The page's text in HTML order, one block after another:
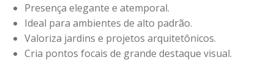
Presença elegante e atemporal.
Ideal para ambientes de alto padrão.
Valoriza jardins e projetos arquitetônicos.
Cria pontos focais de grande destaque visual.